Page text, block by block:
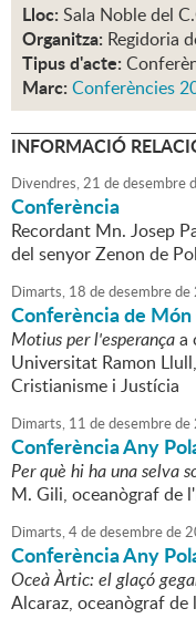
Lloc: Sala Noble del
Organitza: Regidoria
Tipus d'acte:
Marc: Conferències
INFORMACIÓ
Divendres,21 dedesembre
Conferència
Recordant Mn. Josep
del senyor Zenon de
Dimarts, 18 dedesembrede
Conferència de
Motius per l'esperançaa
Universitat Ramon
Cristianisme i Justícia
Dimarts, 11 dedesembrede
Conferència Any
Per què hi ha una selva
M. Gili, oceanògraf de
Dimarts,4dedesembrede
Conferència Any
Oceà Àrtic: el glaçó
Alcaraz, oceanògraf